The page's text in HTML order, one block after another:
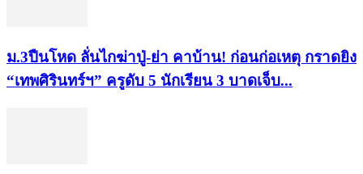
ม.3ปืนโหด ลั่นไกฆ่าปู่-ย่า คาบ้าน! ก่อนก่อเหตุ กราดยิง
“เทพศิรินทร์ฯ” ครูดับ 5 นักเรียน 3 บาดเจ็บ...